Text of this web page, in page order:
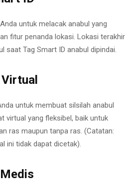
untuk melacak anabul yang
fitur penanda lokasi. Lokasi terakhir
saat Tag Smart ID anabul dipindai.
untuk membuat silsilah anabul
virtual yang fleksibel, baik untuk
ras maupun tanpa ras. (Catatan:
ini tidak dapat dicetak).